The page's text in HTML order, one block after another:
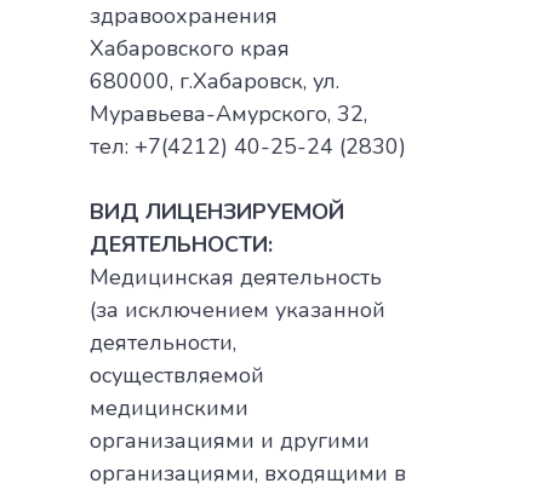
здравоохранения
Хабаровского края
680000, г.Хабаровск, ул.
Муравьева-Амурского, 32,
тел: +7(4212) 40-25-24 (2830)
ВИД ЛИЦЕНЗИРУЕМОЙ
ДЕЯТЕЛЬНОСТИ:
Медицинская деятельность
(за исключением указанной
деятельности,
осуществляемой
медицинскими
организациями и другими
организациями, входящими в